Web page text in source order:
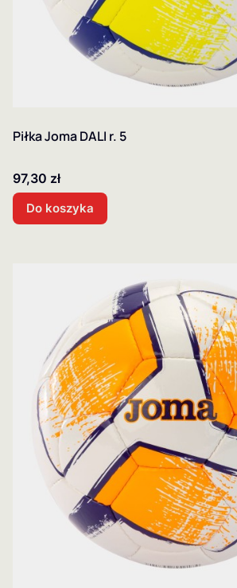
Piłka Joma DALI r. 5
Cena
97,30 zł
Do koszyka